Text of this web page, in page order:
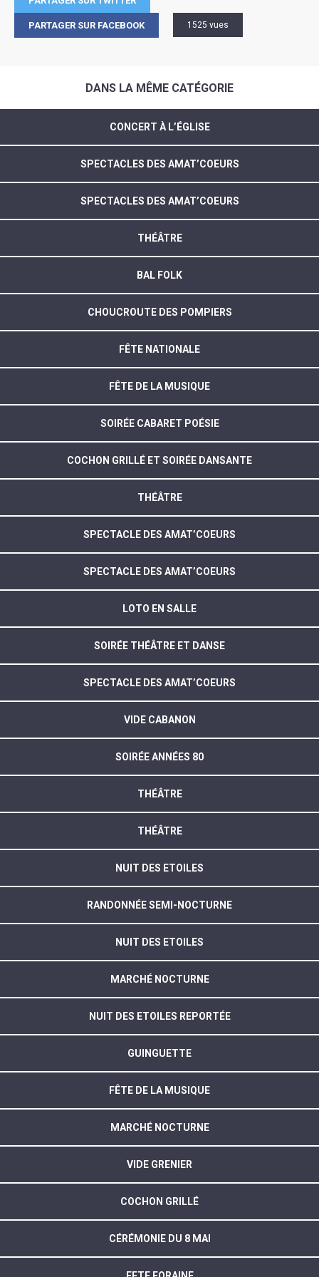
PARTAGER SUR FACEBOOK 1525 vues
DANS LA MÊME CATÉGORIE
CONCERT À L’ÉGLISE
SPECTACLES DES AMAT’COEURS
SPECTACLES DES AMAT’COEURS
THÉÂTRE
BAL FOLK
CHOUCROUTE DES POMPIERS
FÊTE NATIONALE
FÊTE DE LA MUSIQUE
SOIRÉE CABARET POÉSIE
COCHON GRILLÉ ET SOIRÉE DANSANTE
THÉÂTRE
SPECTACLE DES AMAT’COEURS
SPECTACLE DES AMAT’COEURS
LOTO EN SALLE
SOIRÉE THÉÂTRE ET DANSE
SPECTACLE DES AMAT’COEURS
VIDE CABANON
SOIRÉE ANNÉES 80
THÉÂTRE
THÉÂTRE
NUIT DES ETOILES
RANDONNÉE SEMI-NOCTURNE
NUIT DES ETOILES
MARCHÉ NOCTURNE
NUIT DES ETOILES REPORTÉE
GUINGUETTE
FÊTE DE LA MUSIQUE
MARCHÉ NOCTURNE
VIDE GRENIER
COCHON GRILLÉ
CÉRÉMONIE DU 8 MAI